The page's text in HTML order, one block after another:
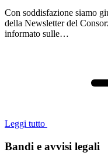
Con soddisfazione siamo
della Newsletter del
informato sulle…
Leggi tutto
Bandi e avvisi legali